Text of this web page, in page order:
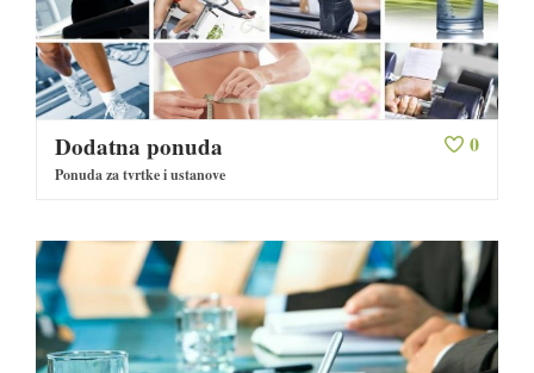
je adheriran kratki odsječak druge
vijuge također promijenjenog
ileuma, 4 cm stjenke zadebljanja,
suženog nepravilnog ekcentričnog
lumena. Također bila na pregledu
kod kirurga. Ponovo
hospitalizirana kako bi se učinila
kojem jaka upala zahvaća
cirkularno sluznicu tankog
crijeva, upala je prisutna i u
debelom crijevu, no u blažoj
formi, pretežito u stadiju afta. Da
0
Dodatna ponuda
Ponuda za tvrtke i ustanove